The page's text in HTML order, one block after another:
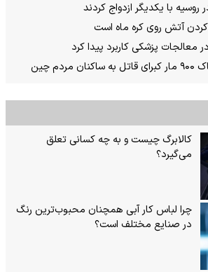
روسیه با یکدیگر ازدواج کردند
آتش روی کره ماه است
معالجات پزشکی کاربرد پیدا کرد
چین
کالابرگ چیست و به چه کسانی تعلق
می‌گیرد؟
چرا لباس کار آبی همچنان محبوب‌ترین رنگ
در صنایع مختلف است؟